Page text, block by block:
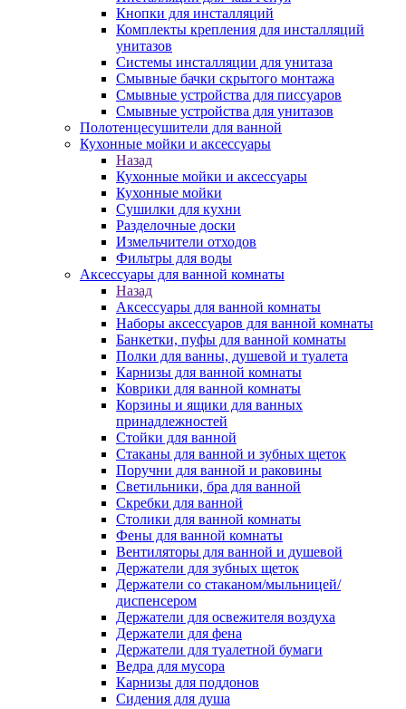
Кнопки для инсталляций
Комплекты крепления для инсталляций
унитазов
Системы инсталляции для унитаза
Смывные бачки скрытого монтажа
Смывные устройства для писсуаров
Смывные устройства для унитазов
Полотенцесушители для ванной
Кухонные мойки и аксессуары
Назад
Кухонные мойки и аксессуары
Кухонные мойки
Сушилки для кухни
Разделочные доски
Измельчители отходов
Фильтры для воды
Аксессуары для ванной комнаты
Назад
Аксессуары для ванной комнаты
Наборы аксессуаров для ванной комнаты
Банкетки, пуфы для ванной комнаты
Полки для ванны, душевой и туалета
Карнизы для ванной комнаты
Коврики для ванной комнаты
Корзины и ящики для ванных
принадлежностей
Стойки для ванной
Стаканы для ванной и зубных щеток
Поручни для ванной и раковины
Светильники, бра для ванной
Скребки для ванной
Столики для ванной комнаты
Фены для ванной комнаты
Вентиляторы для ванной и душевой
Держатели для зубных щеток
Держатели со стаканом/мыльницей/
диспенсером
Держатели для освежителя воздуха
Держатели для фена
Держатели для туалетной бумаги
Ведра для мусора
Карнизы для поддонов
Сидения для душа